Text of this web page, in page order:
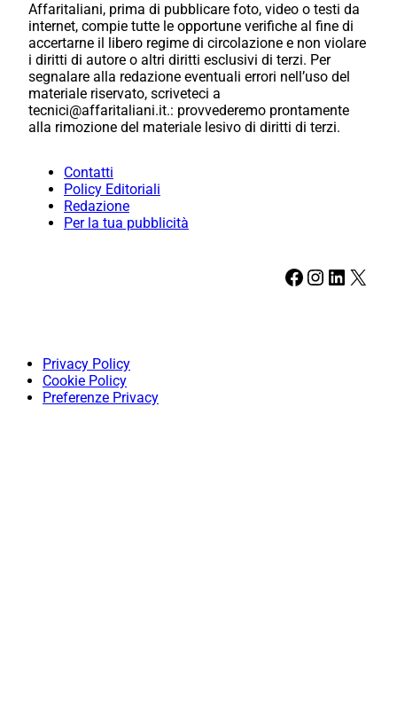
Affaritaliani, prima di pubblicare foto, video o testi da
internet, compie tutte le opportune verifiche al fine di
accertarne il libero regime di circolazione e non violare
i diritti di autore o altri diritti esclusivi di terzi. Per
segnalare alla redazione eventuali errori nell’uso del
materiale riservato, scriveteci a
tecnici@affaritaliani.it.: provvederemo prontamente
alla rimozione del materiale lesivo di diritti di terzi.
Contatti
Policy Editoriali
Redazione
Per la tua pubblicità
Facebook Instagram LinkedIn X
Privacy Policy
Cookie Policy
Preferenze Privacy